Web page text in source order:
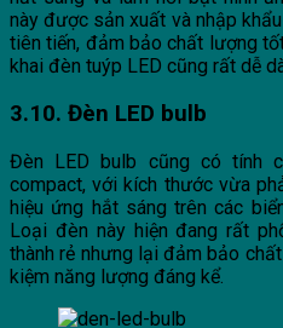
này được sản xuất và nhập
tiên tiến, đảm bảo chất lượng
khai đèn tuýp LED cũng rất dễ
3.10. Đèn LED bulb
Đèn LED bulb cũng có tính
compact, với kích thước vừa
hiệu ứng hắt sáng trên các
Loại đèn này hiện đang rất
thành rẻ nhưng lại đảm bảo
kiệm năng lượng đáng kể.